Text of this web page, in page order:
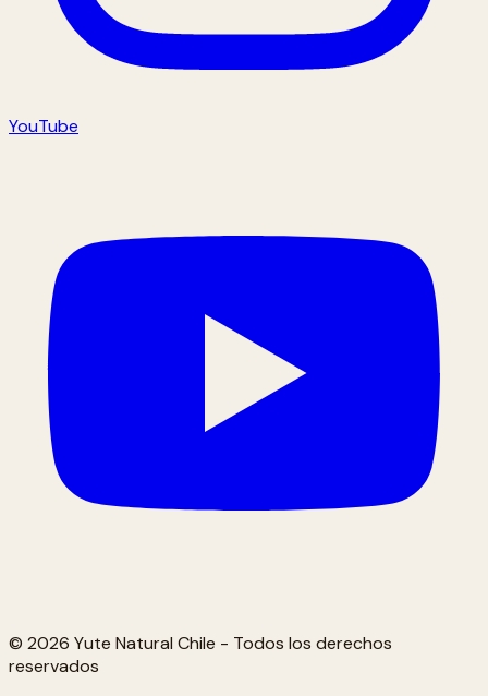
YouTube
© 2026 Yute Natural Chile - Todos los derechos
reservados